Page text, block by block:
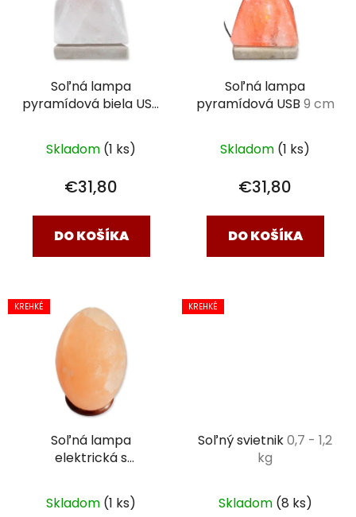
Soľná lampa
pyramídová biela USB
Skladom (1 ks)
€31,80
DO KOŠÍKA
Soľná lampa
pyramídová USB 9 cm
Skladom (1 ks)
€31,80
DO KOŠÍKA
KREHKÉ
Soľná lampa
elektrická s
3,3 kg
Skladom (1 ks)
KREHKÉ
Soľný svietnik0,7 - 1,2
kg
Skladom (8 ks)